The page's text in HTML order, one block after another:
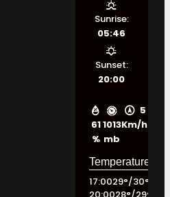
61
%
1013
mb
5
Km/h
Sunrise:
05:46
Sunset:
20:00
17:0029°/30°